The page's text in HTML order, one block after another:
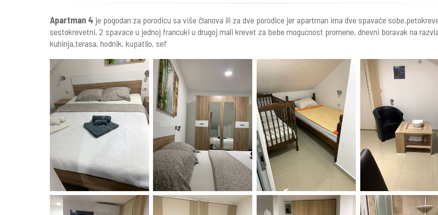
Apartman 4 je pogodan za porodicu sa više članova ili za dve porodice jer apartman ima dve spavaće
sestokrevetni, 2 spavace u jednoj francuki u drugoj mali krevet za bebe mogucnost promene, dnevni boravak na
kuhinja,terasa, hodnik, kupatilo, sef